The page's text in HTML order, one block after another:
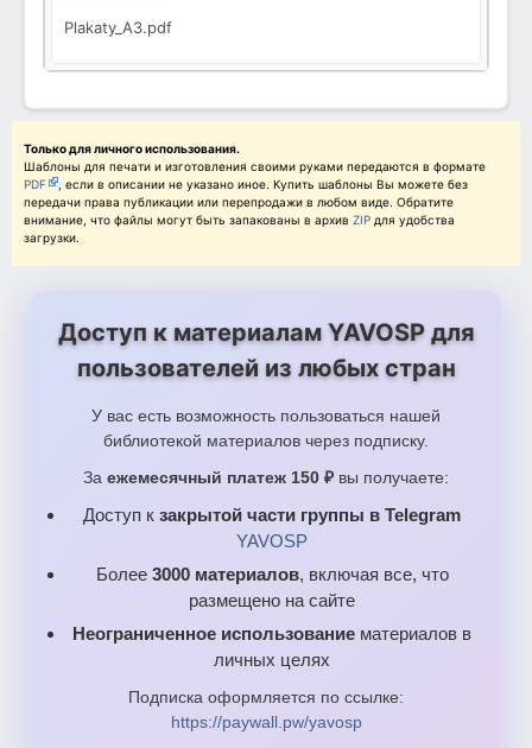
Plakaty_A3.pdf
Только для личного использования.
Шаблоны для печати и изготовления своими руками передаются в формате
PDF
, если в описании не указано иное. Купить шаблоны Вы можете без
передачи права публикации или перепродажи в любом виде. Обратите
внимание, что файлы могут быть запакованы в архив ZIP для удобства
загрузки.
Доступ к материалам YAVOSP для
пользователей из любых стран
У вас есть возможность пользоваться нашей
библиотекой материалов через подписку.
За ежемесячный платеж 150 ₽ вы получаете:
Доступ к закрытой части группы в Telegram
YAVOSP
Более 3000 материалов, включая все, что
размещено на сайте
Неограниченное использование материалов в
личных целях
Подписка оформляется по ссылке:
https://paywall.pw/yavosp